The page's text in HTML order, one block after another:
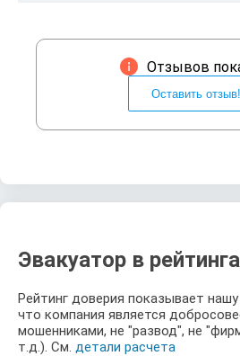
 Отзывов
Оставить отзыв!
Эвакуатор в
Рейтинг доверия показывает
что компания является
мошенниками, не "развод", не
т.д.). См. детали расчета